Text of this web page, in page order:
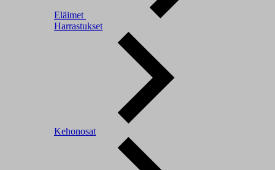
Eläimet
Harrastukset
Kehonosat